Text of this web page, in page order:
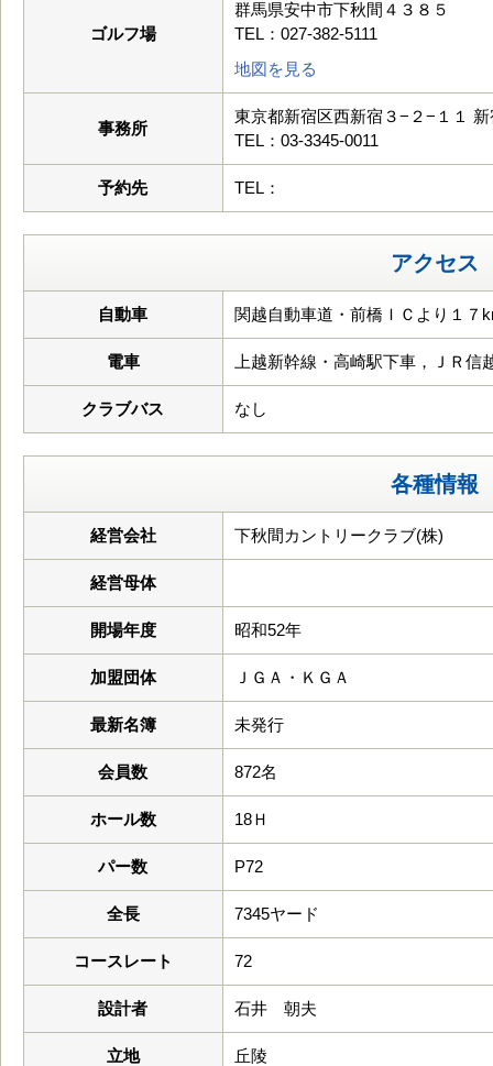
ゴルフ場
群馬県安中市下秋間４３８５
TEL：027-382-5111
地図を見る
事務所
東京都新宿区西新宿３−２−１１
TEL：03-3345-0011
予約先 TEL：
アクセス
自動車 関越自動車道・前橋ＩＣより１７
電車 上越新幹線・高崎駅下車，ＪＲ信
クラブバス なし
各種情報
経営会社 下秋間カントリークラブ(株)
経営母体
開場年度 昭和52年
加盟団体 ＪＧＡ・ＫＧＡ
最新名簿 未発行
会員数 872名
ホール数 18Ｈ
パー数 P72
全長 7345ヤード
コースレート 72
設計者 石井 朝夫
立地 丘陵